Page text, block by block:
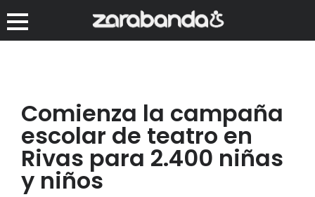
Comienza la campaña
escolar de teatro en
Rivas para 2.400 niñas
y niños